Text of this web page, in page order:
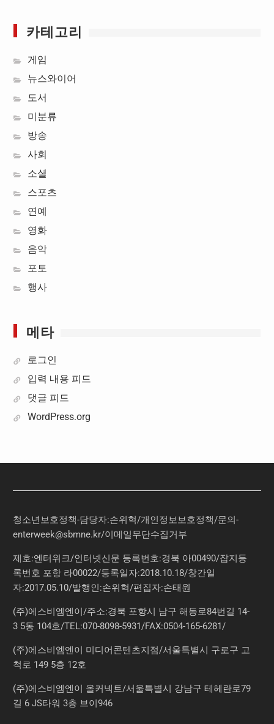
카테고리
게임
뉴스와이어
도서
미분류
방송
사회
소셜
스포츠
연예
영화
음악
포토
행사
메타
로그인
입력 내용 피드
댓글 피드
WordPress.org
청소년보호정책-담당자:손위혁/개인정보보호정책/문의-
enterweek@sbmne.kr/이메일무단수집거부
제호:엔터위크/인터넷신문 등록번호:경북 아00490/잡지등
록번호 포항 라00022/등록일자:2018.10.18/창간일
자:2017.05.10/발행인:손위혁/편집자:손태원
(주)에스비엠엔이/주소:경북 포항시 남구 해동로84번길 14-
3 5동 104호/TEL:070-8098-5931/FAX:0504-165-6281/
(주)에스비엠엔이 미디어콘텐츠지점/서울특별시 구로구 고
척로 149 5층 12호
(주)에스비엠엔이 올커넥트/서울특별시 강남구 테헤란로79
길 6 JS타워 3층 브이946